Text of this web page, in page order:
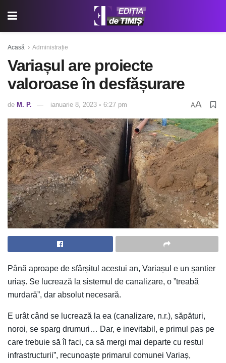
Acasă Administrație
Variașul are proiecte
valoroase în desfășurare
de M. P. ianuarie 8, 2023 ◦ 6:27 pm AA
Până aproape de sfârșitul acestui an, Variașul e un șantier
uriaș. Se lucrează la sistemul de canalizare, o ”treabă
murdară”, dar absolut necesară.
E urât când se lucrează la ea (canalizare, n.r.), săpături,
noroi, se sparg drumuri… Dar, e inevitabil, e primul pas pe
care trebuie să îl faci, ca să mergi mai departe cu restul
infrastructurii”, recunoaște primarul comunei Variaș,